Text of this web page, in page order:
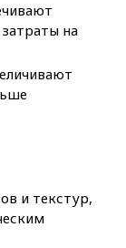
на
и текстур,